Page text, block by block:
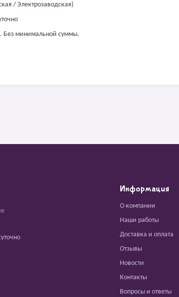
/ Электрозаводская)
Без минимальной суммы.
Информация
О компании
Наши работы
Доставка и оплата
Отзывы
Новости
Контакты
Вопросы и ответы